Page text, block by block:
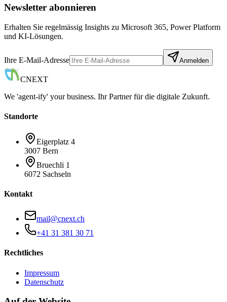
Newsletter abonnieren
Erhalten Sie regelmässig Insights zu Microsoft 365, Power Platform
und KI-Lösungen.
Ihre E-Mail-Adresse Anmelden
CNEXT
We 'agent-ify' your business. Ihr Partner für die digitale Zukunft.
Standorte
Eigerplatz 4
3007 Bern
Bruechli 1
6072 Sachseln
Kontakt
mail@cnext.ch
+41 31 381 30 71
Rechtliches
Impressum
Datenschutz